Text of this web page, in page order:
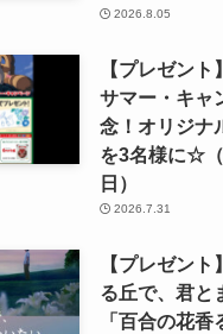
2026.8.05
【プレゼン
サマー・キャ
念！オリジナ
を3名様に☆
日）
2026.7.31
【プレゼン
る丘で、君と
「百合の花